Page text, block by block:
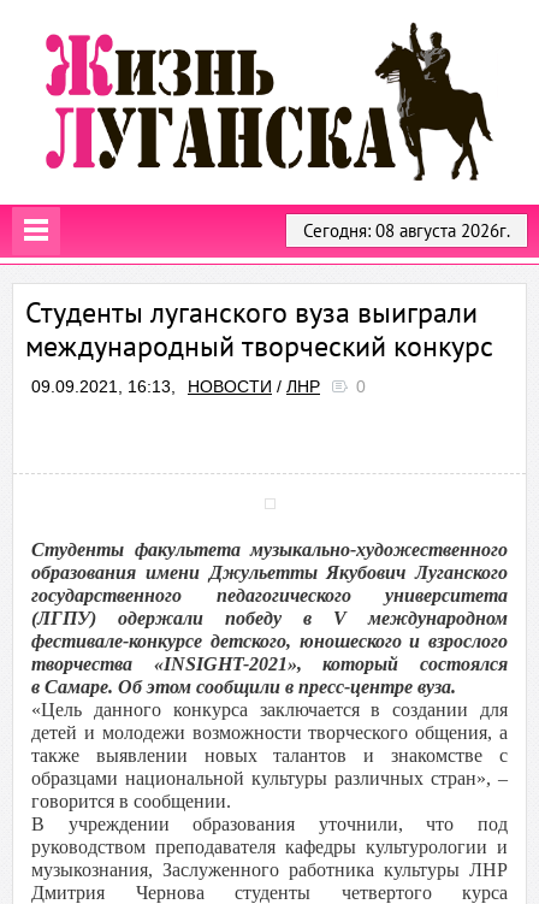
Сегодня: 08 августа 2026г.
Студенты луганского вуза выиграли
международный творческий конкурс
09.09.2021, 16:13, НОВОСТИ / ЛНР 0
Студенты факультета музыкально-художественного
образования имени Джульетты Якубович Луганского
государственного педагогического университета
(ЛГПУ) одержали победу в V международном
фестивале-конкурсе детского, юношеского и взрослого
творчества «INSIGHT-2021», который состоялся
в Самаре. Об этом сообщили в пресс-центре вуза.
«Цель данного конкурса заключается в создании для
детей и молодежи возможности творческого общения, а
также выявлении новых талантов и знакомстве с
образцами национальной культуры различных стран», –
говорится в сообщении.
В учреждении образования уточнили, что под
руководством преподавателя кафедры культурологии и
музыкознания, Заслуженного работника культуры ЛНР
Дмитрия Чернова студенты четвертого курса